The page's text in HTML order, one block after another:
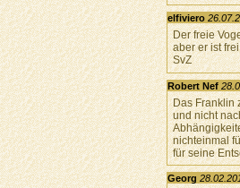
elfiviero
Der freie
aber er ist
SvZ
Robert Nef
Das Franklin
und nicht
nichteinmal
für seine
Georg